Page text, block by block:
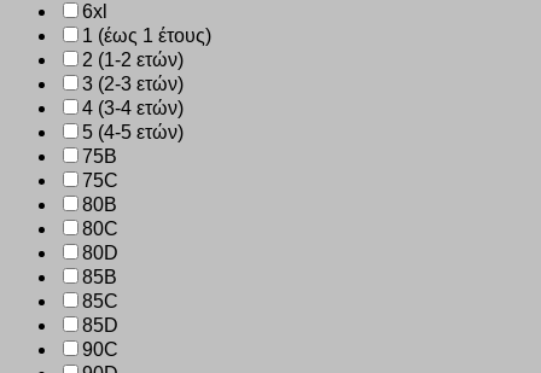
6xl
1 (έως 1 έτους)
2 (1-2 ετών)
3 (2-3 ετών)
4 (3-4 ετών)
5 (4-5 ετών)
75B
75C
80B
80C
80D
85B
85C
85D
90C